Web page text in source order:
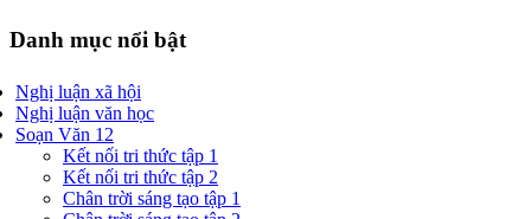
Danh mục nổi bật
Nghị luận xã hội
Nghị luận văn học
Soạn Văn 12
Kết nối tri thức tập 1
Kết nối tri thức tập 2
Chân trời sáng tạo tập 1